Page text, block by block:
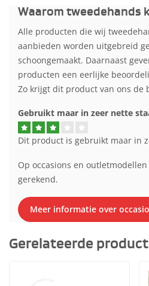
Waarom tweedehands
Alle producten die wij
aanbieden worden uitgebreid
schoongemaakt. Daarnaast
producten een eerlijke
Zo krijgt dit product van ons de
Gebruikt maar in zeer nette
Dit product is gebruikt maar in
Op occasions en
gerekend.
Meer informatie over
Gerelateerde